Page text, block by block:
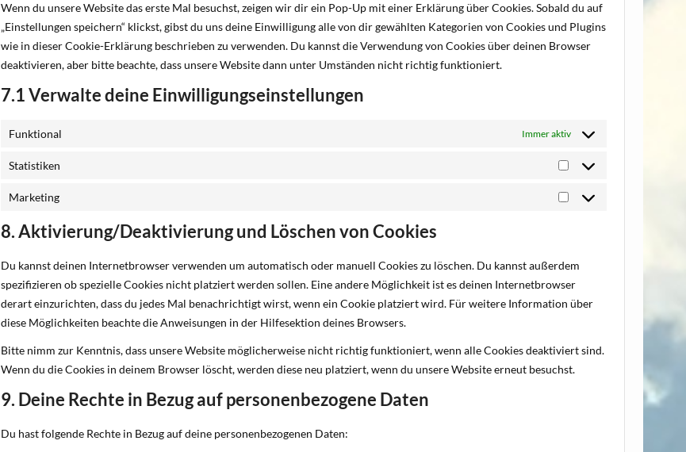
sonstiges
Wenn du unsere Website das erste Mal besuchst, zeigen wir dir ein Pop-Up mit einer Erklärung über Cookies. Sobald du auf
„Einstellungen speichern“ klickst, gibst du uns deine Einwilligung alle von dir gewählten Kategorien von Cookies und Plugins
wie in dieser Cookie-Erklärung beschrieben zu verwenden. Du kannst die Verwendung von Cookies über deinen Browser
deaktivieren, aber bitte beachte, dass unsere Website dann unter Umständen nicht richtig funktioniert.
7.1 Verwalte deine Einwilligungseinstellungen
Funktional Immer aktiv
Statistiken
Statistiken
Marketing
Marketing
8. Aktivierung/Deaktivierung und Löschen von Cookies
Du kannst deinen Internetbrowser verwenden um automatisch oder manuell Cookies zu löschen. Du kannst außerdem
spezifizieren ob spezielle Cookies nicht platziert werden sollen. Eine andere Möglichkeit ist es deinen Internetbrowser
derart einzurichten, dass du jedes Mal benachrichtigt wirst, wenn ein Cookie platziert wird. Für weitere Information über
diese Möglichkeiten beachte die Anweisungen in der Hilfesektion deines Browsers.
Bitte nimm zur Kenntnis, dass unsere Website möglicherweise nicht richtig funktioniert, wenn alle Cookies deaktiviert sind.
Wenn du die Cookies in deinem Browser löscht, werden diese neu platziert, wenn du unsere Website erneut besuchst.
9. Deine Rechte in Bezug auf personenbezogene Daten
Du hast folgende Rechte in Bezug auf deine personenbezogenen Daten: